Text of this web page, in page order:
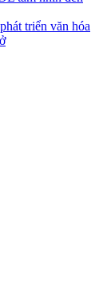
triển văn hóa